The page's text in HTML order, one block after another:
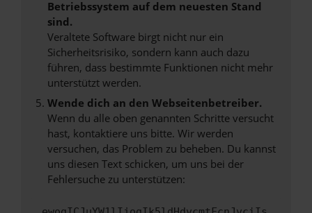
Betriebssystem auf dem neuesten Stand
sind.
Veraltete Software birgt nicht nur ein
Sicherheitsrisiko, sondern kann auch dazu
führen, dass bestimmte Funktionen nicht mehr
unterstützt werden.
Wende dich an den Webseitenbetreiber.
Wenn du alle oben genannten Schritte versucht
hast, kontaktiere uns bitte. Wir werden
versuchen, das Problem zu beheben. Du kannst
uns diesen Text schicken, um uns bei der
Fehlersuche zu unterstützen: